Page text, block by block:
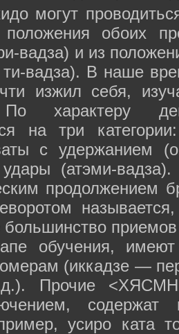
могут
положения обоих
вадза) и из
вадза). В наше
изжил себя,
По характеру
на три
с удержанием
удары (атэми-
продолжением
обучения,
(иккадзе —
Прочие
содержат
усиро ката